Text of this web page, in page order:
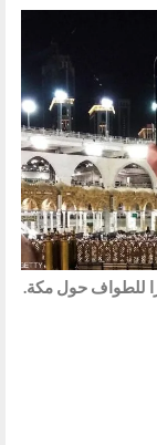
للطواف حول مكة.